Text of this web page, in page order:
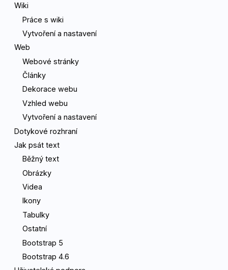
Wiki
Práce s wiki
Vytvoření a nastavení
Web
Webové stránky
Články
Dekorace webu
Vzhled webu
Vytvoření a nastavení
Dotykové rozhraní
Jak psát text
Běžný text
Obrázky
Videa
Ikony
Tabulky
Ostatní
Bootstrap 5
Bootstrap 4.6